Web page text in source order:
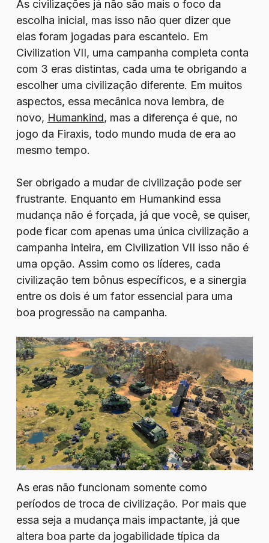
As civilizações já não são mais o foco da
escolha inicial, mas isso não quer dizer que
elas foram jogadas para escanteio. Em
Civilization VII, uma campanha completa conta
com 3 eras distintas, cada uma te obrigando a
escolher uma civilização diferente. Em muitos
aspectos, essa mecânica nova lembra, de
novo, Humankind, mas a diferença é que, no
jogo da Firaxis, todo mundo muda de era ao
mesmo tempo.
Ser obrigado a mudar de civilização pode ser
frustrante. Enquanto em Humankind essa
mudança não é forçada, já que você, se quiser,
pode ficar com apenas uma única civilização a
campanha inteira, em Civilization VII isso não é
uma opção. Assim como os líderes, cada
civilização tem bônus específicos, e a sinergia
entre os dois é um fator essencial para uma
boa progressão na campanha.
As eras não funcionam somente como
períodos de troca de civilização. Por mais que
essa seja a mudança mais impactante, já que
altera boa parte da jogabilidade típica da